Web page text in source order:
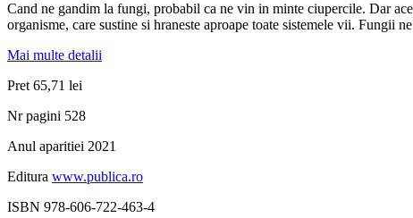
Cand ne gandim la fungi, probabil ca ne vin in minte ciupercile. Dar
organisme, care sustine si hraneste aproape toate sistemele vii. Fungii
Mai multe detalii
Pret 65,71 lei
Nr pagini 528
Anul aparitiei 2021
Editura www.publica.ro
ISBN 978-606-722-463-4